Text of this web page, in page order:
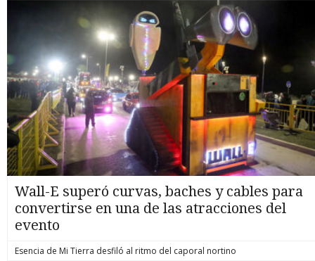
Wall-E superó curvas, baches y cables para
convertirse en una de las atracciones del
evento
Esencia de Mi Tierra desfiló al ritmo del caporal nortino